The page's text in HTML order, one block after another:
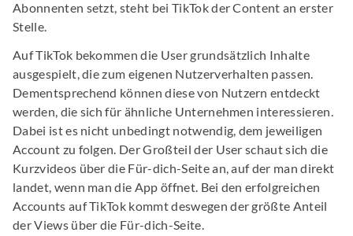
Abonnenten setzt, steht bei TikTok der Content an erster
Stelle.
Auf TikTok bekommen die User grundsätzlich Inhalte
ausgespielt, die zum eigenen Nutzerverhalten passen.
Dementsprechend können diese von Nutzern entdeckt
werden, die sich für ähnliche Unternehmen interessieren.
Dabei ist es nicht unbedingt notwendig, dem jeweiligen
Account zu folgen. Der Großteil der User schaut sich die
Kurzvideos über die Für-dich-Seite an, auf der man direkt
landet, wenn man die App öffnet. Bei den erfolgreichen
Accounts auf TikTok kommt deswegen der größte Anteil
der Views über die Für-dich-Seite.